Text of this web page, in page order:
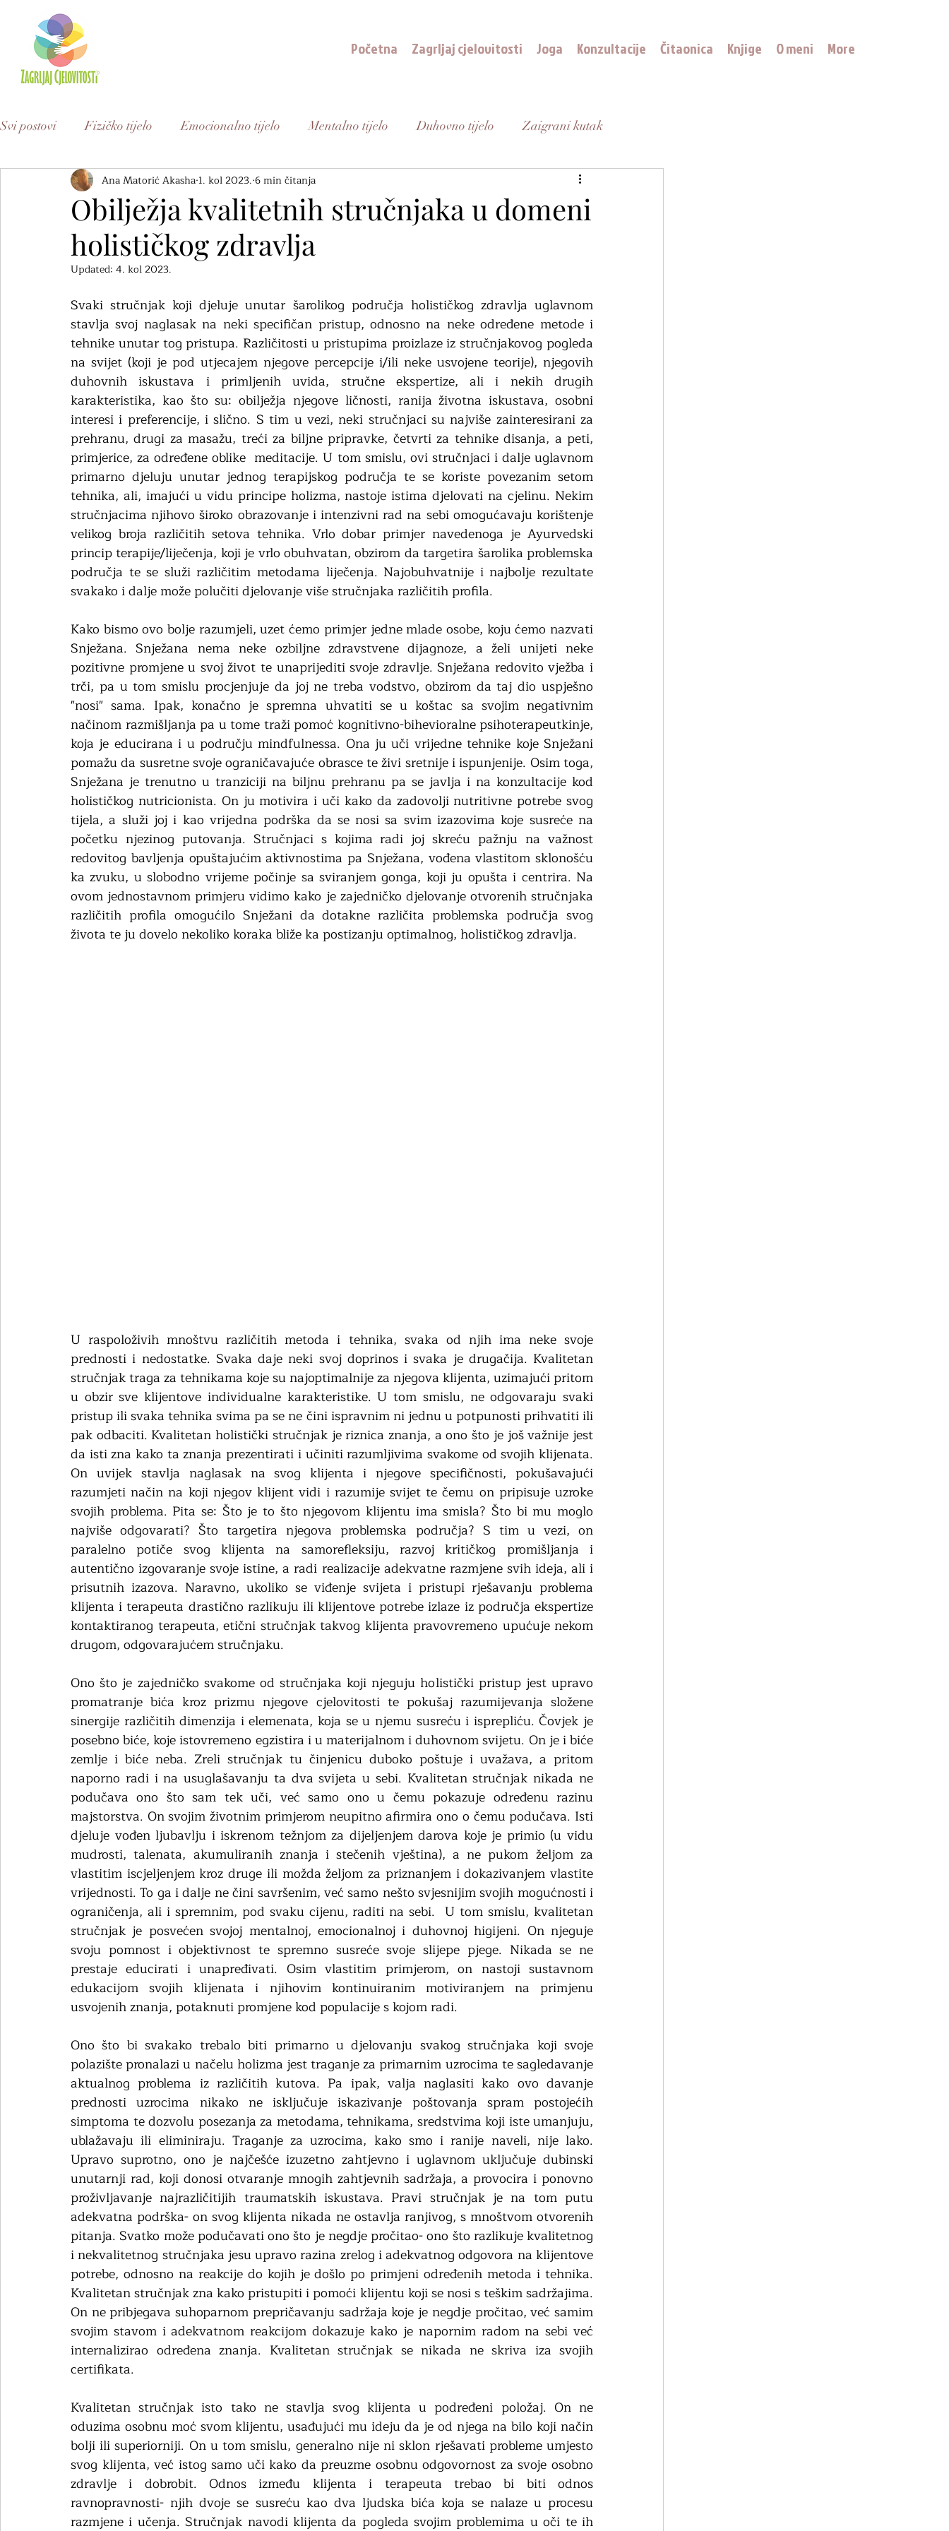
Početna Zagrljaj cjelovitosti Joga Konzultacije Čitaonica Knjige O meni More
Svi postovi Fizičko tijelo Emocionalno tijelo Mentalno tijelo Duhovno tijelo Zaigrani kutak
Kratke priče Edukacija
Obilježja kvalitetnih stručnjaka u domeni
holističkog zdravlja
Ana Matorić Akasha1. kol 2023. 6 min čitanja
Updated: 4. kol 2023.
Svaki stručnjak koji djeluje unutar šarolikog područja holističkog zdravlja uglavnom
stavlja svoj naglasak na neki specifičan pristup, odnosno na neke određene metode i
tehnike unutar tog pristupa. Različitosti u pristupima proizlaze iz stručnjakovog pogleda
na svijet (koji je pod utjecajem njegove percepcije i/ili neke usvojene teorije), njegovih
duhovnih iskustava i primljenih uvida, stručne ekspertize, ali i nekih drugih
karakteristika, kao što su: obilježja njegove ličnosti, ranija životna iskustava, osobni
interesi i preferencije, i slično. S tim u vezi, neki stručnjaci su najviše zainteresirani za
prehranu, drugi za masažu, treći za biljne pripravke, četvrti za tehnike disanja, a peti,
primjerice, za određene oblike  meditacije. U tom smislu, ovi stručnjaci i dalje uglavnom
primarno djeluju unutar jednog terapijskog područja te se koriste povezanim setom
tehnika, ali, imajući u vidu principe holizma, nastoje istima djelovati na cjelinu. Nekim
stručnjacima njihovo široko obrazovanje i intenzivni rad na sebi omogućavaju korištenje
velikog broja različitih setova tehnika. Vrlo dobar primjer navedenoga je Ayurvedski
princip terapije/liječenja, koji je vrlo obuhvatan, obzirom da targetira šarolika problemska
područja te se služi različitim metodama liječenja. Najobuhvatnije i najbolje rezultate
svakako i dalje može polučiti djelovanje više stručnjaka različitih profila.
Kako bismo ovo bolje razumjeli, uzet ćemo primjer jedne mlade osobe, koju ćemo nazvati
Snježana. Snježana nema neke ozbiljne zdravstvene dijagnoze, a želi unijeti neke
pozitivne promjene u svoj život te unaprijediti svoje zdravlje. Snježana redovito vježba i
trči, pa u tom smislu procjenjuje da joj ne treba vodstvo, obzirom da taj dio uspješno
"nosi" sama. Ipak, konačno je spremna uhvatiti se u koštac sa svojim negativnim
načinom razmišljanja pa u tome traži pomoć kognitivno-bihevioralne psihoterapeutkinje,
koja je educirana i u području mindfulnessa. Ona ju uči vrijedne tehnike koje Snježani
pomažu da susretne svoje ograničavajuće obrasce te živi sretnije i ispunjenije. Osim toga,
Snježana je trenutno u tranziciji na biljnu prehranu pa se javlja i na konzultacije kod
holističkog nutricionista. On ju motivira i uči kako da zadovolji nutritivne potrebe svog
tijela, a služi joj i kao vrijedna podrška da se nosi sa svim izazovima koje susreće na
početku njezinog putovanja. Stručnjaci s kojima radi joj skreću pažnju na važnost
redovitog bavljenja opuštajućim aktivnostima pa Snježana, vođena vlastitom sklonošću
ka zvuku, u slobodno vrijeme počinje sa sviranjem gonga, koji ju opušta i centrira. Na
ovom jednostavnom primjeru vidimo kako je zajedničko djelovanje otvorenih stručnjaka
različitih profila omogućilo Snježani da dotakne različita problemska područja svog
života te ju dovelo nekoliko koraka bliže ka postizanju optimalnog, holističkog zdravlja.
U raspoloživih mnoštvu različitih metoda i tehnika, svaka od njih ima neke svoje
prednosti i nedostatke. Svaka daje neki svoj doprinos i svaka je drugačija. Kvalitetan
stručnjak traga za tehnikama koje su najoptimalnije za njegova klijenta, uzimajući pritom
u obzir sve klijentove individualne karakteristike. U tom smislu, ne odgovaraju svaki
pristup ili svaka tehnika svima pa se ne čini ispravnim ni jednu u potpunosti prihvatiti ili
pak odbaciti. Kvalitetan holistički stručnjak je riznica znanja, a ono što je još važnije jest
da isti zna kako ta znanja prezentirati i učiniti razumljivima svakome od svojih klijenata.
On uvijek stavlja naglasak na svog klijenta i njegove specifičnosti, pokušavajući
razumjeti način na koji njegov klijent vidi i razumije svijet te čemu on pripisuje uzroke
svojih problema. Pita se: Što je to što njegovom klijentu ima smisla? Što bi mu moglo
najviše odgovarati? Što targetira njegova problemska područja? S tim u vezi, on
paralelno potiče svog klijenta na samorefleksiju, razvoj kritičkog promišljanja i
autentično izgovaranje svoje istine, a radi realizacije adekvatne razmjene svih ideja, ali i
prisutnih izazova. Naravno, ukoliko se viđenje svijeta i pristupi rješavanju problema
klijenta i terapeuta drastično razlikuju ili klijentove potrebe izlaze iz područja ekspertize
kontaktiranog terapeuta, etični stručnjak takvog klijenta pravovremeno upućuje nekom
drugom, odgovarajućem stručnjaku.
Ono što je zajedničko svakome od stručnjaka koji njeguju holistički pristup jest upravo
promatranje bića kroz prizmu njegove cjelovitosti te pokušaj razumijevanja složene
sinergije različitih dimenzija i elemenata, koja se u njemu susreću i isprepliću. Čovjek je
posebno biće, koje istovremeno egzistira i u materijalnom i duhovnom svijetu. On je i biće
zemlje i biće neba. Zreli stručnjak tu činjenicu duboko poštuje i uvažava, a pritom
naporno radi i na usuglašavanju ta dva svijeta u sebi. Kvalitetan stručnjak nikada ne
podučava ono što sam tek uči, već samo ono u čemu pokazuje određenu razinu
majstorstva. On svojim životnim primjerom neupitno afirmira ono o čemu podučava. Isti
djeluje vođen ljubavlju i iskrenom težnjom za dijeljenjem darova koje je primio (u vidu
mudrosti, talenata, akumuliranih znanja i stečenih vještina), a ne pukom željom za
vlastitim iscjeljenjem kroz druge ili možda željom za priznanjem i dokazivanjem vlastite
vrijednosti. To ga i dalje ne čini savršenim, već samo nešto svjesnijim svojih mogućnosti i
ograničenja, ali i spremnim, pod svaku cijenu, raditi na sebi.  U tom smislu, kvalitetan
stručnjak je posvećen svojoj mentalnoj, emocionalnoj i duhovnoj higijeni. On njeguje
svoju pomnost i objektivnost te spremno susreće svoje slijepe pjege. Nikada se ne
prestaje educirati i unapređivati. Osim vlastitim primjerom, on nastoji sustavnom
edukacijom svojih klijenata i njihovim kontinuiranim motiviranjem na primjenu
usvojenih znanja, potaknuti promjene kod populacije s kojom radi.
Ono što bi svakako trebalo biti primarno u djelovanju svakog stručnjaka koji svoje
polazište pronalazi u načelu holizma jest traganje za primarnim uzrocima te sagledavanje
aktualnog problema iz različitih kutova. Pa ipak, valja naglasiti kako ovo davanje
prednosti uzrocima nikako ne isključuje iskazivanje poštovanja spram postojećih
simptoma te dozvolu posezanja za metodama, tehnikama, sredstvima koji iste umanjuju,
ublažavaju ili eliminiraju. Traganje za uzrocima, kako smo i ranije naveli, nije lako.
Upravo suprotno, ono je najčešće izuzetno zahtjevno i uglavnom uključuje dubinski
unutarnji rad, koji donosi otvaranje mnogih zahtjevnih sadržaja, a provocira i ponovno
proživljavanje najrazličitijih traumatskih iskustava. Pravi stručnjak je na tom putu
adekvatna podrška- on svog klijenta nikada ne ostavlja ranjivog, s mnoštvom otvorenih
pitanja. Svatko može podučavati ono što je negdje pročitao- ono što razlikuje kvalitetnog
i nekvalitetnog stručnjaka jesu upravo razina zrelog i adekvatnog odgovora na klijentove
potrebe, odnosno na reakcije do kojih je došlo po primjeni određenih metoda i tehnika.
Kvalitetan stručnjak zna kako pristupiti i pomoći klijentu koji se nosi s teškim sadržajima.
On ne pribjegava suhoparnom prepričavanju sadržaja koje je negdje pročitao, već samim
svojim stavom i adekvatnom reakcijom dokazuje kako je napornim radom na sebi već
internalizirao određena znanja. Kvalitetan stručnjak se nikada ne skriva iza svojih
certifikata.
Kvalitetan stručnjak isto tako ne stavlja svog klijenta u podređeni položaj. On ne
oduzima osobnu moć svom klijentu, usađujući mu ideju da je od njega na bilo koji način
bolji ili superiorniji. On u tom smislu, generalno nije ni sklon rješavati probleme umjesto
svog klijenta, već istog samo uči kako da preuzme osobnu odgovornost za svoje osobno
zdravlje i dobrobit. Odnos između klijenta i terapeuta trebao bi biti odnos
ravnopravnosti- njih dvoje se susreću kao dva ljudska bića koja se nalaze u procesu
razmjene i učenja. Stručnjak navodi klijenta da pogleda svojim problemima u oči te ih